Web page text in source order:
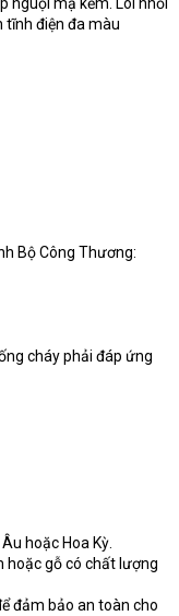
nguội mạ kẽm. Lõi nhồi
tĩnh điện đa màu
Bộ Công Thương:
cháy phải đáp ứng
hoặc Hoa Kỳ.
hoặc gỗ có chất lượng
đảm bảo an toàn cho